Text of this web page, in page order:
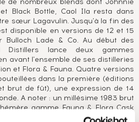
de nombreux blends dont Johnnie
Black Bottle, Caol Ila resta dans
sœur Lagavulin. Jusqu'à la fin des
disponible en versions de 12 et 15
Bulloch Lade & Co. Au début des
lance deux gammes
avant l'ensemble de ses distilleries
et Flora & Fauna. Quatre versions
dans la première (éditions
brut de fût), une expression de 14
A noter : un millésime 1983 brut
gamme Fauna & Flora Cask
15 ans sherry cask The Manager's